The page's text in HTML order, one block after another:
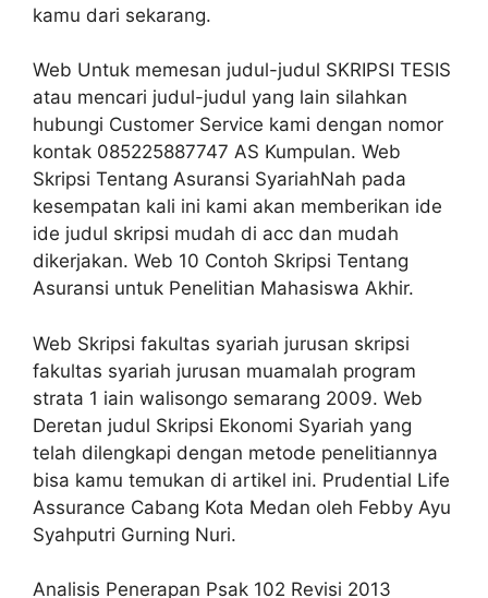
kamu dari sekarang.
Web Untuk memesan judul-judul SKRIPSI TESIS
atau mencari judul-judul yang lain silahkan
hubungi Customer Service kami dengan nomor
kontak 085225887747 AS Kumpulan. Web
Skripsi Tentang Asuransi SyariahNah pada
kesempatan kali ini kami akan memberikan ide
ide judul skripsi mudah di acc dan mudah
dikerjakan. Web 10 Contoh Skripsi Tentang
Asuransi untuk Penelitian Mahasiswa Akhir.
Web Skripsi fakultas syariah jurusan skripsi
fakultas syariah jurusan muamalah program
strata 1 iain walisongo semarang 2009. Web
Deretan judul Skripsi Ekonomi Syariah yang
telah dilengkapi dengan metode penelitiannya
bisa kamu temukan di artikel ini. Prudential Life
Assurance Cabang Kota Medan oleh Febby Ayu
Syahputri Gurning Nuri.
Analisis Penerapan Psak 102 Revisi 2013